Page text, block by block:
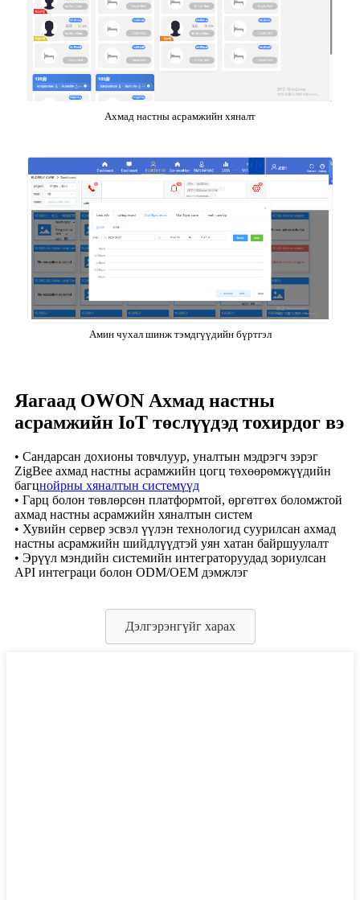
Ахмад настны асрамжийн хяналт
Амин чухал шинж тэмдгүүдийн бүртгэл
Яагаад OWON Ахмад настны
асрамжийн IoT төслүүдэд тохирдог вэ
• Сандарсан дохионы товчлуур, уналтын мэдрэгч зэрэг
ZigBee ахмад настны асрамжийн цогц төхөөрөмжүүдийн
багцнойрны хяналтын системүүд
• Гарц болон төвлөрсөн платформтой, өргөтгөх боломжтой
ахмад настны асрамжийн хяналтын систем
• Хувийн сервер эсвэл үүлэн технологид суурилсан ахмад
настны асрамжийн шийдлүүдтэй уян хатан байршуулалт
• Эрүүл мэндийн системийн интеграторуудад зориулсан
API интеграци болон ODM/OEM дэмжлэг
Дэлгэрэнгүйг харах